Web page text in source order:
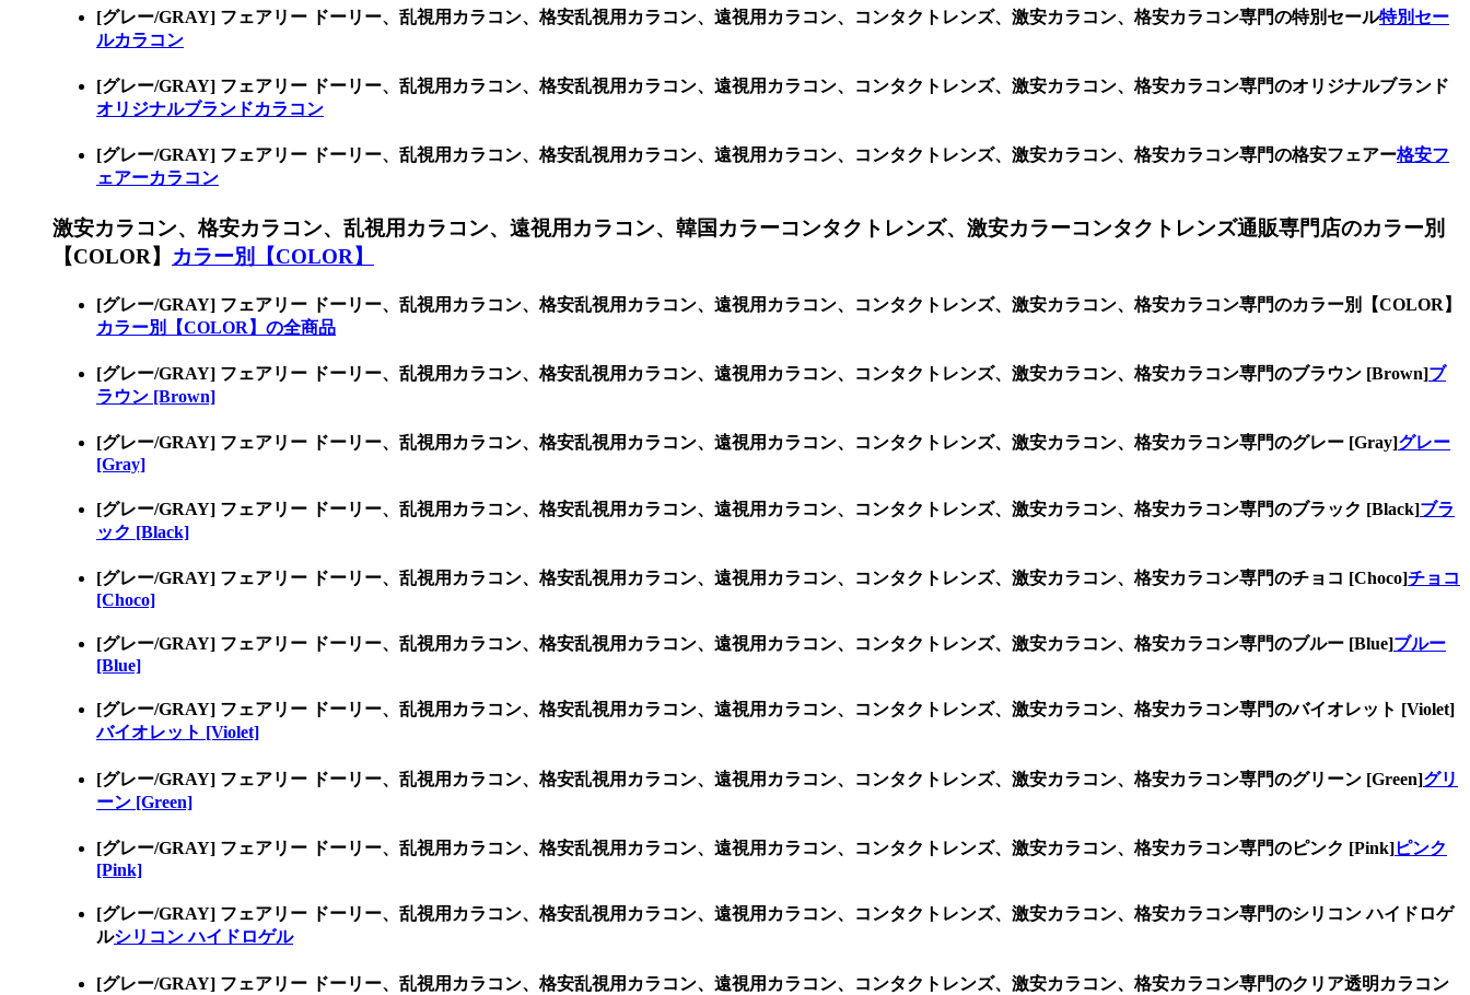
[グレー/GRAY] フェアリー ドーリー、乱視用カラコン、格安乱視用カラコン、遠視用カラコン、コンタクトレンズ、激安カラコン、格安カラコン専門の特別セール特別セー
ルカラコン
[グレー/GRAY] フェアリー ドーリー、乱視用カラコン、格安乱視用カラコン、遠視用カラコン、コンタクトレンズ、激安カラコン、格安カラコン専門のオリジナルブランド
オリジナルブランドカラコン
[グレー/GRAY] フェアリー ドーリー、乱視用カラコン、格安乱視用カラコン、遠視用カラコン、コンタクトレンズ、激安カラコン、格安カラコン専門の格安フェアー格安フ
ェアーカラコン
激安カラコン、格安カラコン、乱視用カラコン、遠視用カラコン、韓国カラーコンタクトレンズ、激安カラーコンタクトレンズ通販専門店のカラー別
【COLOR】 カラー別【COLOR】
[グレー/GRAY] フェアリー ドーリー、乱視用カラコン、格安乱視用カラコン、遠視用カラコン、コンタクトレンズ、激安カラコン、格安カラコン専門のカラー別【COLOR】
カラー別【COLOR】の全商品
[グレー/GRAY] フェアリー ドーリー、乱視用カラコン、格安乱視用カラコン、遠視用カラコン、コンタクトレンズ、激安カラコン、格安カラコン専門のブラウン [Brown]ブ
ラウン [Brown]
[グレー/GRAY] フェアリー ドーリー、乱視用カラコン、格安乱視用カラコン、遠視用カラコン、コンタクトレンズ、激安カラコン、格安カラコン専門のグレー [Gray]グレー
[Gray]
[グレー/GRAY] フェアリー ドーリー、乱視用カラコン、格安乱視用カラコン、遠視用カラコン、コンタクトレンズ、激安カラコン、格安カラコン専門のブラック [Black]ブラ
ック [Black]
[グレー/GRAY] フェアリー ドーリー、乱視用カラコン、格安乱視用カラコン、遠視用カラコン、コンタクトレンズ、激安カラコン、格安カラコン専門のチョコ [Choco]チョコ
[Choco]
[グレー/GRAY] フェアリー ドーリー、乱視用カラコン、格安乱視用カラコン、遠視用カラコン、コンタクトレンズ、激安カラコン、格安カラコン専門のブルー [Blue]ブルー
[Blue]
[グレー/GRAY] フェアリー ドーリー、乱視用カラコン、格安乱視用カラコン、遠視用カラコン、コンタクトレンズ、激安カラコン、格安カラコン専門のバイオレット [Violet]
バイオレット [Violet]
[グレー/GRAY] フェアリー ドーリー、乱視用カラコン、格安乱視用カラコン、遠視用カラコン、コンタクトレンズ、激安カラコン、格安カラコン専門のグリーン [Green]グリ
ーン [Green]
[グレー/GRAY] フェアリー ドーリー、乱視用カラコン、格安乱視用カラコン、遠視用カラコン、コンタクトレンズ、激安カラコン、格安カラコン専門のピンク [Pink]ピンク
[Pink]
[グレー/GRAY] フェアリー ドーリー、乱視用カラコン、格安乱視用カラコン、遠視用カラコン、コンタクトレンズ、激安カラコン、格安カラコン専門のシリコン ハイドロゲ
ルシリコン ハイドロゲル
[グレー/GRAY] フェアリー ドーリー、乱視用カラコン、格安乱視用カラコン、遠視用カラコン、コンタクトレンズ、激安カラコン、格安カラコン専門のクリア透明カラコン